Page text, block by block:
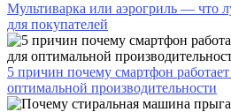
Мультиварка или аэрогриль — что
для покупателей
5 причин почему смартфон
оптимальной производительности